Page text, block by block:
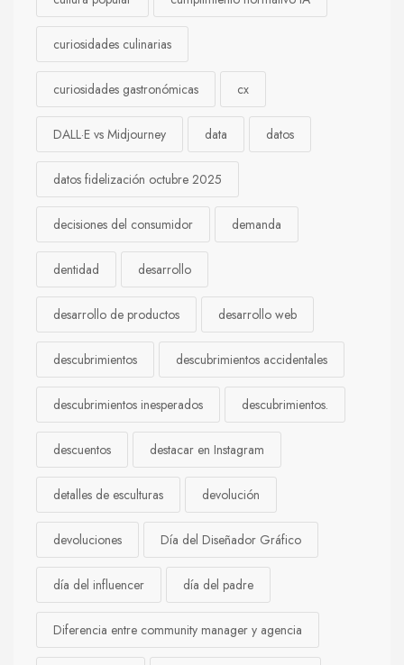
curiosidades culinarias
curiosidades gastronómicas cx
DALL·E vs Midjourney data datos
datos fidelización octubre 2025
decisiones del consumidor demanda
dentidad desarrollo
desarrollo de productos desarrollo web
descubrimientos descubrimientos accidentales
descubrimientos inesperados descubrimientos.
descuentos destacar en Instagram
detalles de esculturas devolución
devoluciones Día del Diseñador Gráfico
día del influencer día del padre
Diferencia entre community manager y agencia